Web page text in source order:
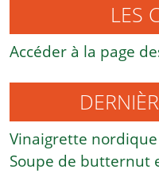
LES
Accéder à la page
Vinaigrette nordique
Soupe de butternut